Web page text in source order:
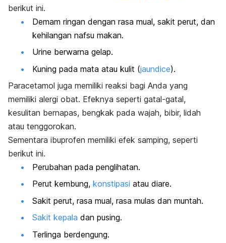
berikut ini.
Demam ringan dengan rasa mual, sakit perut, dan
kehilangan nafsu makan.
Urine berwarna gelap.
Kuning pada mata atau kulit (jaundice).
Paracetamol juga memiliki reaksi bagi Anda yang
memiliki alergi obat. Efeknya seperti gatal-gatal,
kesulitan bernapas, bengkak pada wajah, bibir, lidah
atau tenggorokan.
Sementara ibuprofen memiliki efek samping, seperti
berikut ini.
Perubahan pada penglihatan.
Perut kembung, konstipasi atau diare.
Sakit perut, rasa mual, rasa mulas dan muntah.
Sakit kepala dan pusing.
Terlinga berdengung.